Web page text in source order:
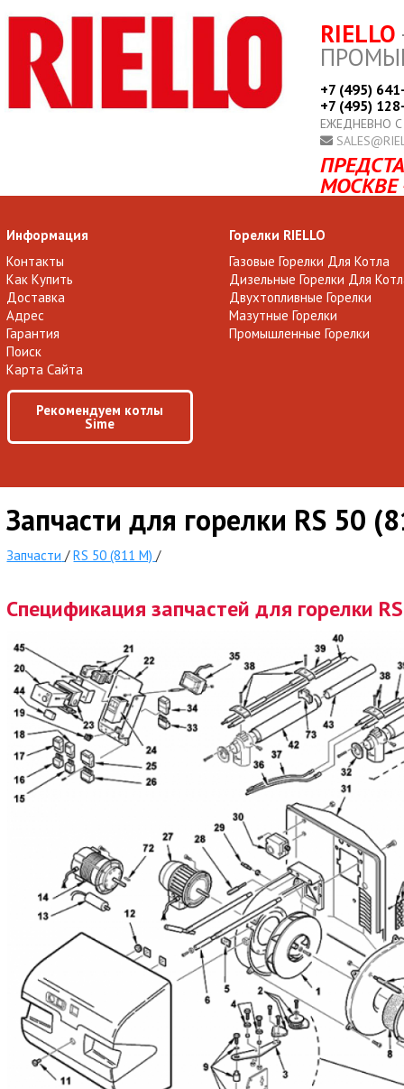
RIELLO
+7 (495)
+7 (495)
ЕЖЕДНЕВНО
МОСКВЕ
Информация
Контакты
Как Купить
Доставка
Адрес
Гарантия
Поиск
Карта Сайта
Рекомендуем котлы
Sime
Горелки RIELLO
Газовые Горелки Для Котла
Дизельные Горелки Для
Двухтопливные Горелки
Мазутные Горелки
Промышленные Горелки
Запчасти для горелки RS 50
Запчасти /RS 50 (811 M) /
Спецификация запчастей для горелки